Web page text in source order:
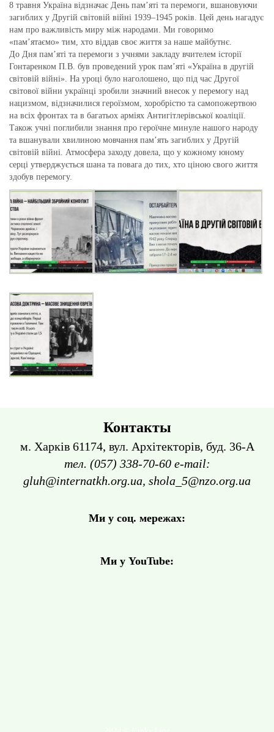
8 травня Україна відзначає День пам’яті та перемоги, вшановуючи
загиблих у Другій світовій війні 1939–1945 років. Цей день нагадує
нам про важливість миру між народами. Ми говоримо
«пам’ятаємо» тим, хто віддав своє життя за наше майбутнє.
До Дня пам’яті та перемоги з учнями закладу вчителем історії
Гонтаренком П.В. був проведений урок пам’яті «Україна в другій
світовій війні». На уроці було наголошено, що під час Другої
світової війни українці зробили значний внесок у перемогу над
нацизмом, відзначилися героїзмом, хоробрістю та самопожертвою
на всіх фронтах та в багатьох арміях Антигітлерівської коаліції.
Також учні поглибили знання про героїчне минуле нашого народу
та вшанували хвилиною мовчання пам’ять загиблих у Другій
світовій війні. Атмосфера заходу довела, що у кожному юному
серці утверджується шана та повага до тих, хто ціною свого життя
здобув перемогу.
Контакты
м. Харків 61174, вул. Архітекторів, буд. 36-А
тел. (057) 338-70-60 e-mail:
gluh@internatkh.org.ua, shola_5@nzo.org.ua
Ми у соц. мережах:
Ми у YouTube: